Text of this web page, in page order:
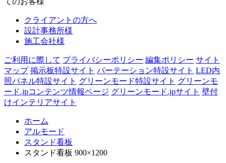
クライアントの方へ
設計事務所様
施工会社様
ご利用に際して プライバシーポリシー 編集ポリシー サイト
マップ 掲示板特設サイト パーテーション特設サイト LED内
照パネル特設サイト グリーンモード特設サイト グリーンモ
ード.jpコンテンツ情報ページ グリーンモード.jpサイト 壁付
けインテリアサイト
ホーム
アルモード
スタンド看板
スタンド看板 900×1200